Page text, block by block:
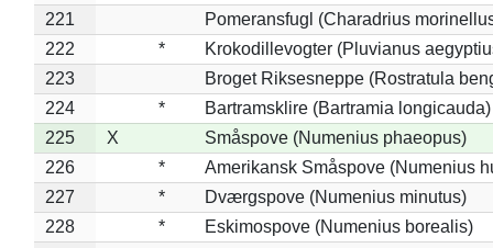
221
Pomeransfugl (Charadrius
222
*
Krokodillevogter (Pluvianus
223
Broget Riksesneppe (Rostratula
224
*
Bartramsklire (Bartramia longicauda)
225
X
Småspove (Numenius phaeopus)
226
*
Amerikansk Småspove (Numenius
227
*
Dværgspove (Numenius minutus)
228
*
Eskimospove (Numenius borealis)